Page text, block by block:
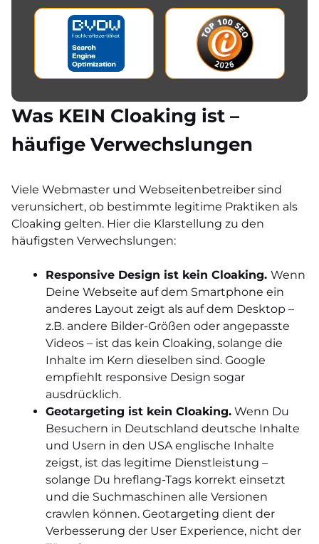
Was KEIN Cloaking ist –
häufige Verwechslungen
Viele Webmaster und Webseitenbetreiber sind
verunsichert, ob bestimmte legitime Praktiken als
Cloaking gelten. Hier die Klarstellung zu den
häufigsten Verwechslungen:
Responsive Design ist kein Cloaking. Wenn
Deine Webseite auf dem Smartphone ein
anderes Layout zeigt als auf dem Desktop –
z.B. andere Bilder-Größen oder angepasste
Videos – ist das kein Cloaking, solange die
Inhalte im Kern dieselben sind. Google
empfiehlt responsive Design sogar
ausdrücklich.
Geotargeting ist kein Cloaking. Wenn Du
Besuchern in Deutschland deutsche Inhalte
und Usern in den USA englische Inhalte
zeigst, ist das legitime Dienstleistung –
solange Du hreflang-Tags korrekt einsetzt
und die Suchmaschinen alle Versionen
crawlen können. Geotargeting dient der
Verbesserung der User Experience, nicht der